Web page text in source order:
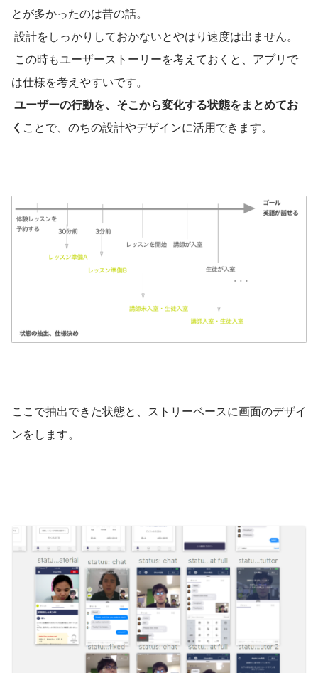
とが多かったのは昔の話。
設計をしっかりしておかないとやはり速度は出ません。
は仕様を考えやすいです。
ユーザーの行動を、そこから変化する状態をまとめてお
く ことで、のちの設計やデザインに活用できます。
ここで抽出できた状態と、ストリーベースに画面のデザイ
ンをします。